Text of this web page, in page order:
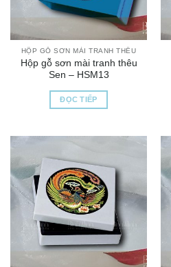
HỘP GỖ SƠN MÀI TRANH THÊU
Hộp gỗ sơn mài tranh thêu
Sen – HSM13
ĐỌC TIẾP